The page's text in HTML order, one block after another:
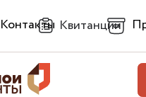
Контакты Квитанции